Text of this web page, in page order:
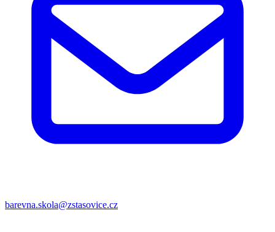
barevna.skola@zstasovice.cz